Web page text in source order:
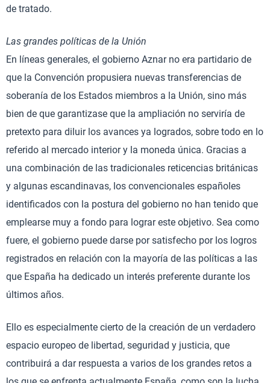
de tratado.
Las grandes políticas de la Unión
En líneas generales, el gobierno Aznar no era partidario de
que la Convención propusiera nuevas transferencias de
soberanía de los Estados miembros a la Unión, sino más
bien de que garantizase que la ampliación no serviría de
pretexto para diluir los avances ya logrados, sobre todo en lo
referido al mercado interior y la moneda única. Gracias a
una combinación de las tradicionales reticencias británicas
y algunas escandinavas, los convencionales españoles
identificados con la postura del gobierno no han tenido que
emplearse muy a fondo para lograr este objetivo. Sea como
fuere, el gobierno puede darse por satisfecho por los logros
registrados en relación con la mayoría de las políticas a las
que España ha dedicado un interés preferente durante los
últimos años.
Ello es especialmente cierto de la creación de un verdadero
espacio europeo de libertad, seguridad y justicia, que
contribuirá a dar respuesta a varios de los grandes retos a